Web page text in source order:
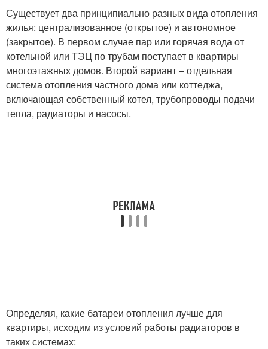
Существует два принципиально разных вида отопления
жилья: централизованное (открытое) и автономное
(закрытое). В первом случае пар или горячая вода от
котельной или ТЭЦ по трубам поступает в квартиры
многоэтажных домов. Второй вариант – отдельная
система отопления частного дома или коттеджа,
включающая собственный котел, трубопроводы подачи
тепла, радиаторы и насосы.
Определяя, какие батареи отопления лучше для
квартиры, исходим из условий работы радиаторов в
таких системах: